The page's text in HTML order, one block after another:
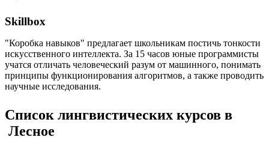
Skillbox
"Коробка навыков" предлагает школьникам постичь тонкости
искусственного интеллекта. За 15 часов юные программисты
учатся отличать человеческий разум от машинного, понимать
принципы функционирования алгоритмов, а также проводить
научные исследования.
Список лингвистических курсов в
Лесное